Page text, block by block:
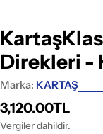
Direkleri -
Marka: KARTAŞ
Normal
fiyat
3,120.00TL
Vergiler dahildir.